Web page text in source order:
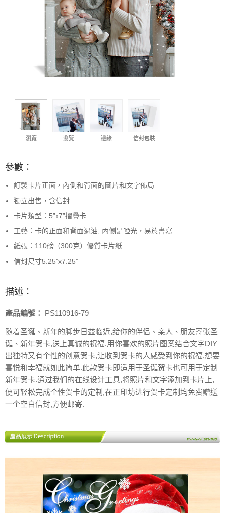
瀏覽 瀏覽 邊緣 信封包裝
參數：
訂製卡片正面，內側和背面的圖片和文字佈局
獨立出售，含信封
卡片類型：5”x7”摺疊卡
工藝：卡的正面和背面過油; 內側是啞光，易於書寫
紙張：110磅（300克）優質卡片紙
信封尺寸5.25”x7.25”
描述：
產品編號： PS110916-79
随着圣诞、新年的脚步日益临近,给你的伴侣、亲人、朋友寄张圣
诞、新年贺卡,送上真诚的祝福.用你喜欢的照片图案结合文字DIY
出独特又有个性的创意贺卡,让收到贺卡的人感受到你的祝福,想要
喜悦和幸福就如此简单.此款贺卡即适用于圣诞贺卡也可用于定制
新年贺卡.通过我们的在线设计工具,将照片和文字添加到卡片上,
便可轻松完成个性贺卡的定制,在正印坊进行贺卡定制均免费赠送
一个空白信封,方便邮寄.